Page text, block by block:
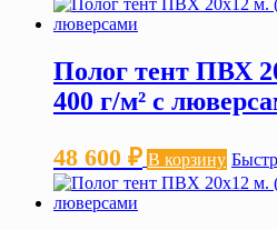
Полог тент ПВХ
400 г/м² с
48 600 ₽ В корзину